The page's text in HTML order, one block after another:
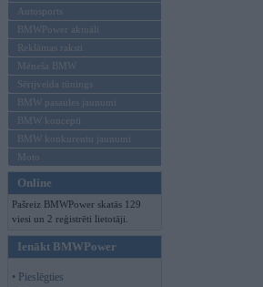
Autosports
BMWPower aktuāli
Reklāmas raksti
Mēneša BMW
Sērijveida tūnings
BMW pasaules jaunumi
BMW koncepti
BMW konkurentu jaunumi
Moto
Online
Pašreiz BMWPower skatās 129
viesi un 2 reģistrēti lietotāji.
Ienākt BMWPower
• Pieslēgties